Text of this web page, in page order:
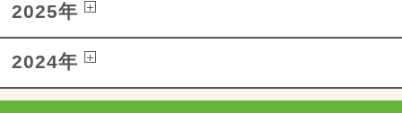
2025年
2024年